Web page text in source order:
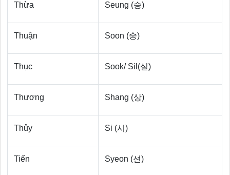
Thừa Seung (승)
Thuận Soon (숭)
Thục Sook/ Sil(실)
Thương Shang (상)
Thủy Si (시)
Tiến Syeon (션)